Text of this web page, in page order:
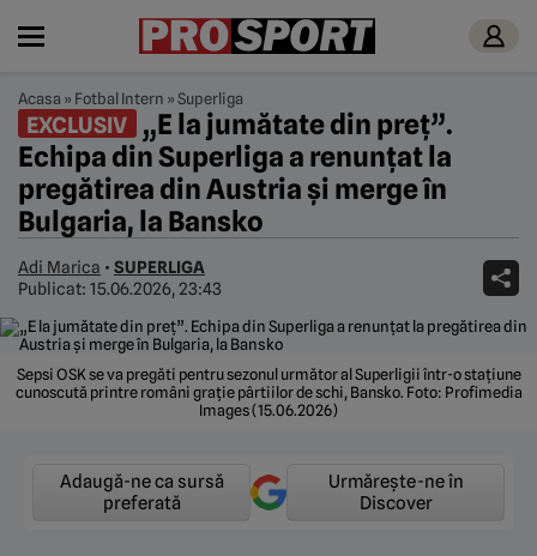
Acasa » Fotbal Intern »Superliga
EXCLUSIV
„E la jumătate din preț”.
Echipa din Superliga a renunțat la
pregătirea din Austria și merge în
Bulgaria, la Bansko
Adi Marica • SUPERLIGA
Publicat: 15.06.2026, 23:43
Sepsi OSK se va pregăti pentru sezonul următor al Superligii într-o stațiune
cunoscută printre români grație pârtiilor de schi, Bansko. Foto: Profimedia
Images (15.06.2026)
Adaugă-ne ca sursă
preferată
Urmărește-ne în
Discover